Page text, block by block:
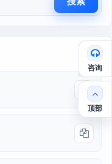
咨询
顶部